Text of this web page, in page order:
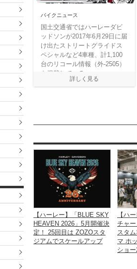
バイクニュース
国土交通省ではハーレーダビ
ッドソンが2017年6月29日に届
け出たストリートグライドス
ペシャルなど4車種、計1,100
台のリコール情報（外-2505）
を掲載している
【ハーレー】「BLUE SKY
HEAVEN 2026」5月開催決
定！ 25回目は ZOZOスタ
ジアムでスケールアップ
【ハ
チャ
スタ
マ ホ
ショ